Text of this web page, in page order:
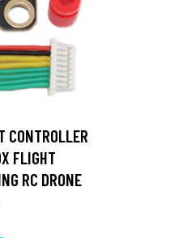
CONTROLLER
FLIGHT
RC DRONE